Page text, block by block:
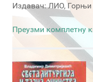
Издавач: ЛИО,
Преузми комплетну